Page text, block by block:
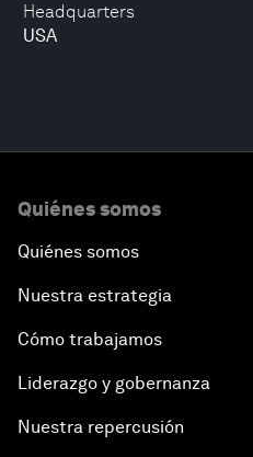
Headquarters
USA
Quiénes somos
Quiénes somos
Nuestra estrategia
Cómo trabajamos
Liderazgo y gobernanza
Nuestra repercusión